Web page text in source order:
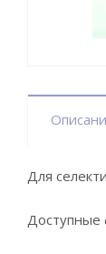
Для
Доступные